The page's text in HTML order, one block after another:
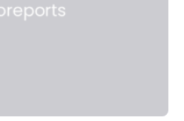
in Biomedicine ist in